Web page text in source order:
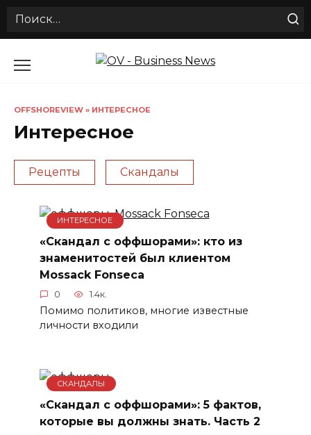
Search
OFFSHOREVIEW » ИНТЕРЕСНОЕ
Интересное
Рецепты Скандалы
ИНТЕРЕСНОЕ
«Скандал с оффшорами»: кто из
знаменитостей был клиентом
Mossack Fonseca
0 1.4к.
Помимо политиков, многие известные
личности входили
СКАНДАЛЫ
«Скандал с оффшорами»: 5 фактов,
которые вы должны знать. Часть 2